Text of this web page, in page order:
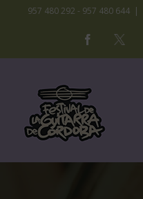
contenido
957 480 292 - 957 480 644 |
Facebook
X